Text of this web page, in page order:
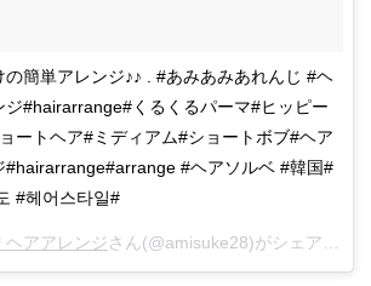
の簡単アレンジ♪♪ . #あみあみあれんじ #ヘ
ジ#hairarrange#くるくるパーマ#ヒッピー
ートヘア#ミディアム#ショートボブ#ヘア
#hairarrange#arrange #ヘアソルベ #韓国#
#헤어스타일#
アアレンジさん(@amisuke28)がシェアした投稿 –